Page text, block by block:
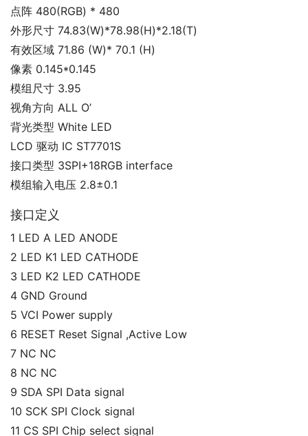
点阵 480(RGB) * 480
外形尺寸 74.83(W)*78.98(H)*2.18(T)
有效区域 71.86 (W)* 70.1 (H)
像素 0.145*0.145
模组尺寸 3.95
视角方向 ALL O’
背光类型 White LED
LCD 驱动 IC ST7701S
接口类型 3SPI+18RGB interface
模组输入电压 2.8±0.1
接口定义
1 LED A LED ANODE
2 LED K1 LED CATHODE
3 LED K2 LED CATHODE
4 GND Ground
5 VCI Power supply
6 RESET Reset Signal ,Active Low
7 NC NC
8 NC NC
9 SDA SPI Data signal
10 SCK SPI Clock signal
11 CS SPI Chip select signal